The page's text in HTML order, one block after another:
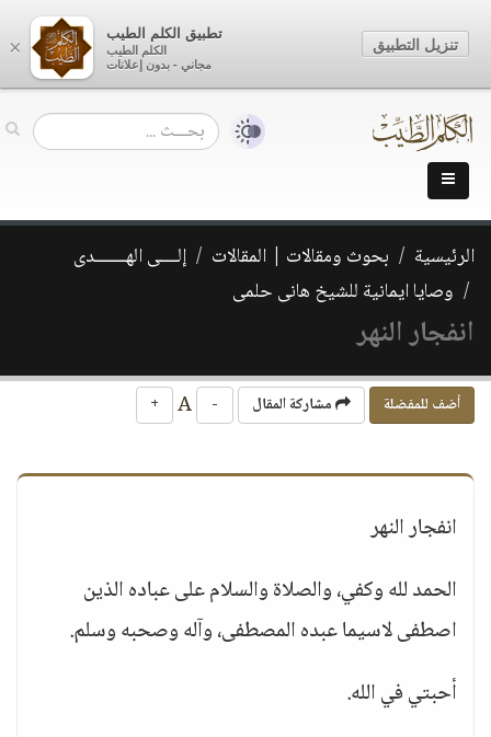
الرئيسية بحوث ومقالات | المقالات
إلــــى الهـــــــدى
وصايا ايمانية للشيخ هانى حلمى
انفجار النهر
أضف للمفضلة مشاركة المقال -
+
انفجار النهر
الحمد لله وكفي، والصلاة والسلام على عباده الذين
اصطفى لاسيما عبده المصطفى، وآله وصحبه وسلم.
أحبتي في الله.
×
تطبيق الكلم الطيب
الكلم الطيب
مجاني - بدون إعلانات
تنزيل التطبيق